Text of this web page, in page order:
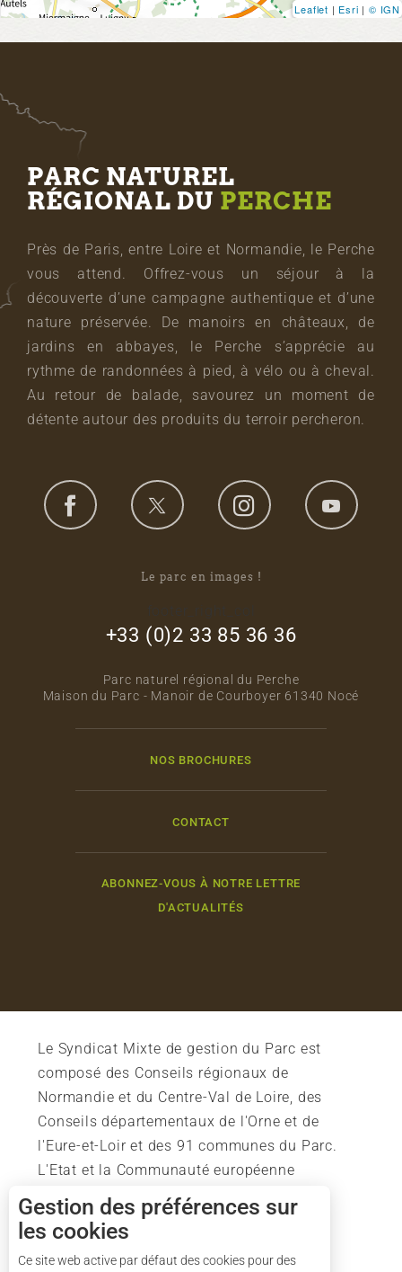
Leaflet | Esri | © IGN
PARC NATUREL
RÉGIONAL DU PERCHE
Près de Paris, entre Loire et Normandie, le Perche
vous attend. Offrez-vous un séjour à la
découverte d’une campagne authentique et d’une
nature préservée. De manoirs en châteaux, de
jardins en abbayes, le Perche s’apprécie au
rythme de randonnées à pied, à vélo ou à cheval.
Au retour de balade, savourez un moment de
détente autour des produits du terroir percheron.
Le parc en images !
+33 (0)2 33 85 36 36
Parc naturel régional du Perche
Maison du Parc - Manoir de Courboyer 61340 Nocé
NOS BROCHURES
CONTACT
ABONNEZ-VOUS À NOTRE LETTRE
D'ACTUALITÉS
Le Syndicat Mixte de gestion du Parc est
composé des Conseils régionaux de
Normandie et du Centre-Val de Loire, des
Conseils départementaux de l'Orne et de
l'Eure-et-Loir et des 91 communes du Parc.
L'Etat et la Communauté européenne
soutiennent également l'action du Parc.
Gestion des préférences sur
les cookies
Ce site web active par défaut des cookies pour des